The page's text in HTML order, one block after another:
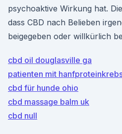
psychoaktive Wirkung hat.
dass CBD nach Belieben
beigegeben oder willkürlich
cbd oil douglasville ga
patienten mit
cbd für hunde ohio
cbd massage balm uk
cbd null